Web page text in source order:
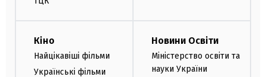
Кіно
Найцікавіші фільми
Українські фільми
Новини Освіти
Міністерство освіти та
науки України